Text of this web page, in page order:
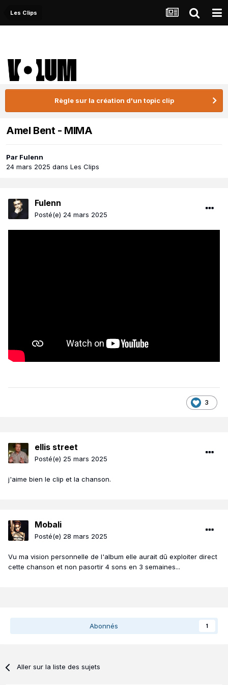
Les Clips
Règle sur la création d'un topic clip
Amel Bent - MIMA
Par Fulenn
24 mars 2025 dans Les Clips
Fulenn
Posté(e) 24 mars 2025
3
ellis street
Posté(e) 25 mars 2025
j'aime bien le clip et la chanson.
Mobali
Posté(e) 28 mars 2025
Vu ma vision personnelle de l'album elle aurait dû exploiter direct
cette chanson et non pasortir 4 sons en 3 semaines...
Abonnés 1
Aller sur la liste des sujets